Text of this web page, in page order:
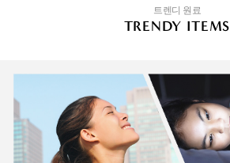
트렌디 원료
TRENDY ITEMS